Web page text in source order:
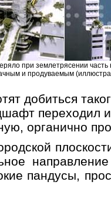
при землетрясении
и продуваемым
добиться
переходил
органично
направление
пандусы,